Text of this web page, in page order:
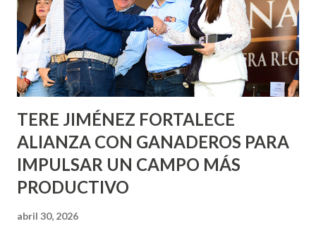
llevará este programa a Villas de Nuestra Señora de la
Asunción, Avenida Alameda y Decreto 27 de Septiembre, en
los edificios FOVISSSTE Ojo de Agua, en la comunidad
Norias de Paso Hondo y en los edificios de...
TERE JIMÉNEZ FORTALECE
ALIANZA CON GANADEROS PARA
IMPULSAR UN CAMPO MÁS
PRODUCTIVO
abril 30, 2026